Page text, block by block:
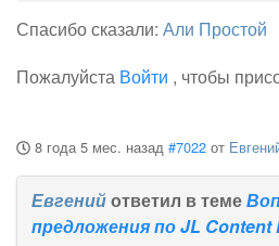
Спасибо сказали: Али Простой
Пожалуйста Войти , чтобы
8 года 5 мес. назад #7022 от
Евгенийответил в теме
предложения по JL Content